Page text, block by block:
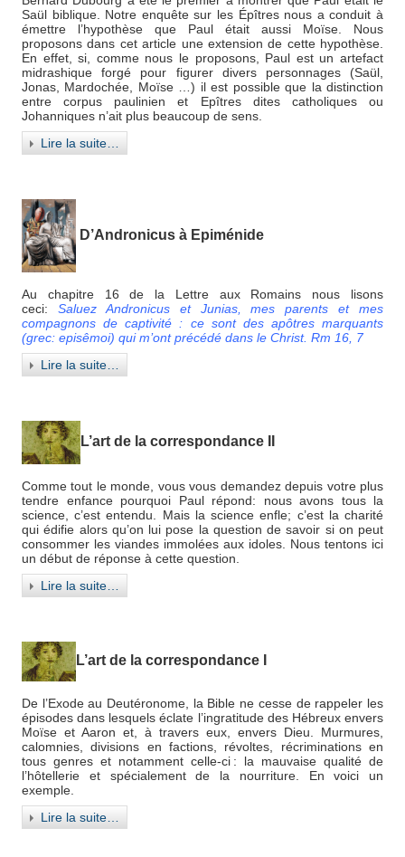
Saül biblique. Notre enquête sur les Épîtres nous a conduit à
émettre l’hypothèse que Paul était aussi Moïse. Nous
proposons dans cet article une extension de cette hypothèse.
En effet, si, comme nous le proposons, Paul est un artefact
midrashique forgé pour figurer divers personnages (Saül,
Jonas, Mardochée, Moïse …) il est possible que la distinction
entre corpus paulinien et Epîtres dites catholiques ou
Johanniques n’ait plus beaucoup de sens.
Lire la suite…
D’Andronicus à Epiménide
Au chapitre 16 de la Lettre aux Romains nous lisons
ceci: Saluez Andronicus et Junias, mes parents et mes
compagnons de captivité : ce sont des apôtres marquants
(grec: episêmoi) qui m’ont précédé dans le Christ. Rm 16, 7
Lire la suite…
L’art de la correspondance II
Comme tout le monde, vous vous demandez depuis votre plus
tendre enfance pourquoi Paul répond: nous avons tous la
science, c’est entendu. Mais la science enfle; c’est la charité
qui édifie alors qu’on lui pose la question de savoir si on peut
consommer les viandes immolées aux idoles. Nous tentons ici
un début de réponse à cette question.
Lire la suite…
L’art de la correspondance I
De l’Exode au Deutéronome, la Bible ne cesse de rappeler les
épisodes dans lesquels éclate l’ingratitude des Hébreux envers
Moïse et Aaron et, à travers eux, envers Dieu. Murmures,
calomnies, divisions en factions, révoltes, récriminations en
tous genres et notamment celle-ci : la mauvaise qualité de
l’hôtellerie et spécialement de la nourriture. En voici un
exemple.
Lire la suite…